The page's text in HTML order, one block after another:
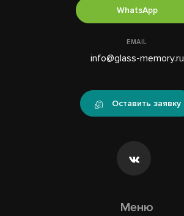
WhatsApp
EMAIL
info@glass-memory.ru
Оставить заявку
Меню